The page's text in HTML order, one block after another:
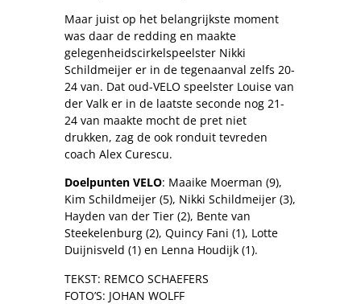
Maar juist op het belangrijkste moment
was daar de redding en maakte
gelegenheidscirkelspeelster Nikki
Schildmeijer er in de tegenaanval zelfs 20-
24 van. Dat oud-VELO speelster Louise van
der Valk er in de laatste seconde nog 21-
24 van maakte mocht de pret niet
drukken, zag de ook ronduit tevreden
coach Alex Curescu.
Doelpunten VELO: Maaike Moerman (9),
Kim Schildmeijer (5), Nikki Schildmeijer (3),
Hayden van der Tier (2), Bente van
Steekelenburg (2), Quincy Fani (1), Lotte
Duijnisveld (1) en Lenna Houdijk (1).
TEKST: REMCO SCHAEFERS
FOTO’S: JOHAN WOLFF